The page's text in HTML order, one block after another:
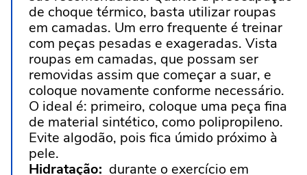
de choque térmico, basta utilizar roupas
em camadas. Um erro frequente é treinar
com peças pesadas e exageradas. Vista
roupas em camadas, que possam ser
removidas assim que começar a suar, e
coloque novamente conforme necessário.
O ideal é: primeiro, coloque uma peça fina
de material sintético, como polipropileno.
Evite algodão, pois fica úmido próximo à
pele.
Hidratação: durante o exercício em